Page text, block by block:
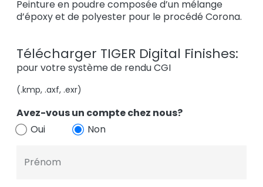
Peinture en poudre composée d’un mélange
d’époxy et de polyester pour le procédé Corona.
Télécharger TIGER Digital Finishes:
pour votre système de rendu CGI
(.kmp, .axf, .exr)
Avez-vous un compte chez nous?
Oui
Non
Prénom